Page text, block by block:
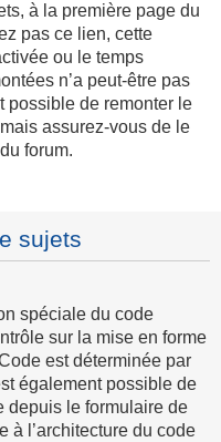
à la première page du
pas ce lien, cette
ou le temps
n’a peut-être pas
possible de remonter le
assurez-vous de le
forum.
sujets
spéciale du code
sur la mise en forme
est déterminée par
également possible de
depuis le formulaire de
à l’architecture du code